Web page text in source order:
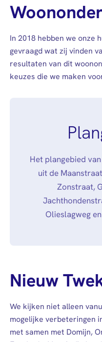
In 2018 hebben we onze
gevraagd wat zij vinden
resultaten van dit
keuzes die we maken
Het plangebied
uit de
Zonstraat,
Olieslagweg
Nieuw
We kijken niet alleen
mogelijke verbeteringen
met samen met Domijn,